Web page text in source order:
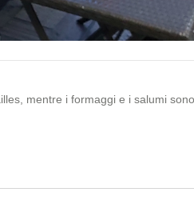
mentre i formaggi e i salumi